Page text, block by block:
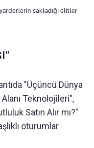
sakladığı elitler
"Üçüncü Dünya
Teknolojileri",
Satın Alır mı?"
oturumlar